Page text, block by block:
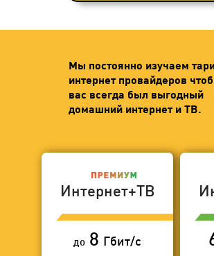
Мы постоянно изучаем
интернет провайдеров
вас всегда был выгодный
домашний интернет и ТВ.
Интернет+ТВ
до 8 Гбит/с